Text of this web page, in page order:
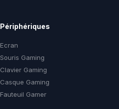
Périphériques
Ecran
Souris Gaming
Clavier Gaming
Casque Gaming
Fauteuil Gamer